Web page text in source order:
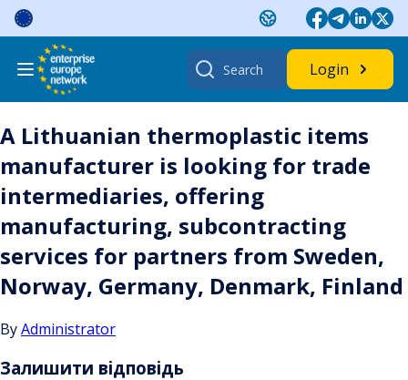
Skip
content
Search
for:
Login
A Lithuanian thermoplastic items
manufacturer is looking for trade
intermediaries, offering
manufacturing, subcontracting
services for partners from Sweden,
Norway, Germany, Denmark, Finland
ByAdministrator
Залишити відповідь